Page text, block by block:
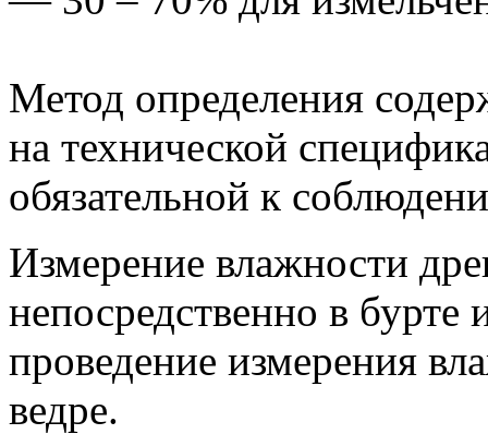
Метод определения
на технической
обязательной к
Измерение влажности
непосредственно в
проведение измерения
ведре.